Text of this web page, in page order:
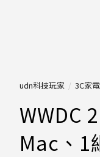
udn科技玩家 3C家電
WWDC
Mac、1